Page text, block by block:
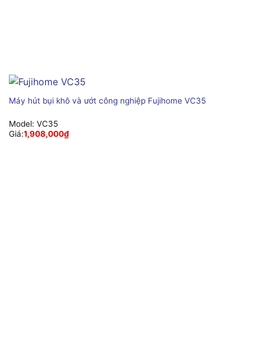
Máy hút bụi khô và ướt công nghiệp Fujihome VC35
Model: VC35
Giá:1,908,000₫